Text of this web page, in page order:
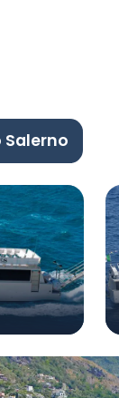
Salerno